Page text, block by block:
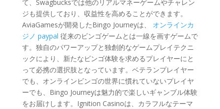
て、Swagbucksでは他のリアルマネーゲームやチャレン
ジも提供しており、収益性を高めることができます。
AviaGamesが開発したBingo Journeyは、 オンラインカ
ジノ paypal 従来のビンゴゲームとは一線を画すゲームで
す。独自のパワーアップと独創的なゲームプレイテクニ
ックにより、新たなビンゴ体験を求めるプレイヤーにと
って必携の選択肢となっています。ベテランプレイヤー
でも、オンラインビンゴの世界に慣れていないプレイヤ
ーでも、Bingo Journeyは魅力的で楽しいギャンブル体験
をお届けします。Ignition Casinoは、カラフルなテーマ